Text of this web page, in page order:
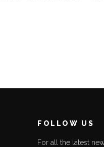
FOLLOW US
For all the latest